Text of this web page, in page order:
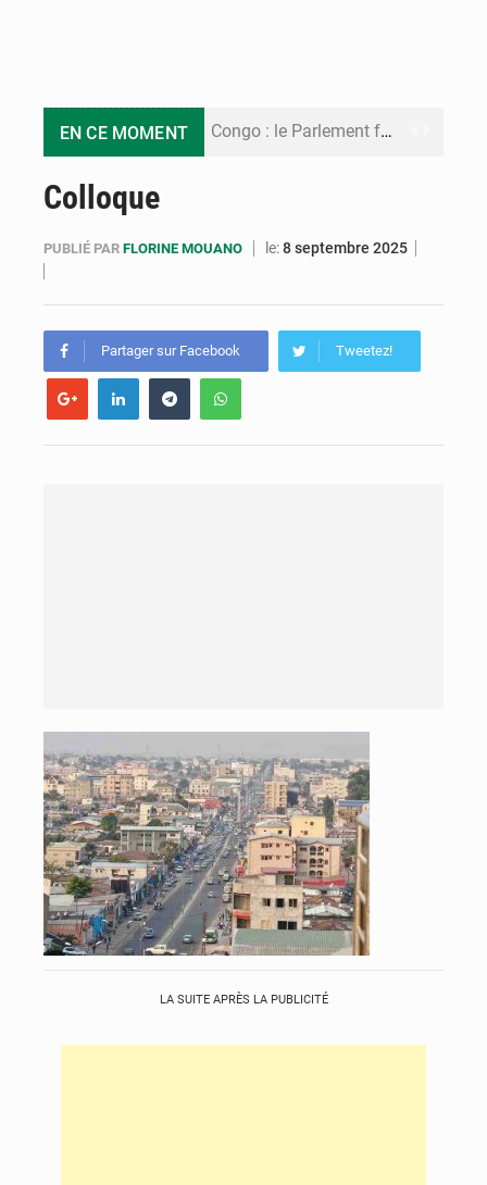
EN CE MOMENT Congo : le Parlement formule 28 recommandations sur le Cadre budgétaire 2027-2029
Colloque
PUBLIÉ PAR FLORINE MOUANO le:8 septembre 2025
Partager sur Facebook Tweetez!
LA SUITE APRÈS LA PUBLICITÉ